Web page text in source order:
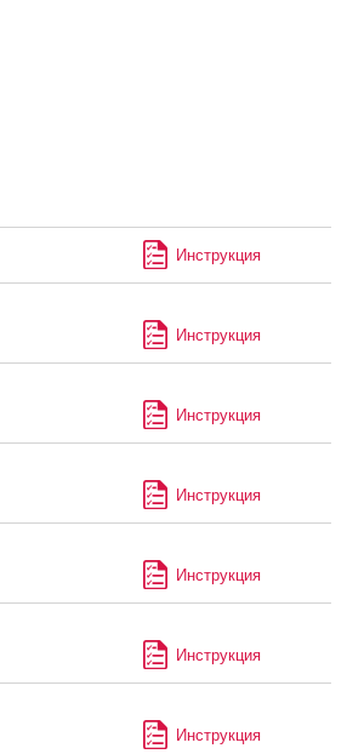
Инструкция
Инструкция
Инструкция
Инструкция
Инструкция
Инструкция
Инструкция